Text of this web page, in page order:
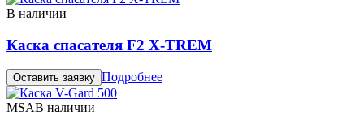
В наличии
Каска спасателя F2 X-TREM
Оставить заявку Подробнее
MSAВ наличии